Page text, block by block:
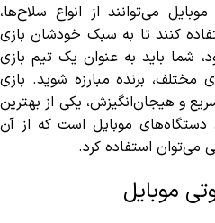
می‌توانند از انواع سلاح‌ها،
کنند تا به سبک خودشان بازی
شما باید به عنوان یک تیم بازی
مختلف، برنده مبارزه شوید. بازی
و هیجان‌انگیزش، یکی از بهترین
موبایل است که از آن
می‌توان استفاده کرد.
موبایل